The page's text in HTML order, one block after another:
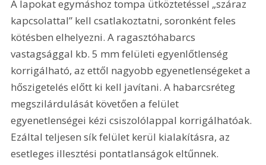
A lapokat egymáshoz tompa ütköztetéssel „száraz
kapcsolattal” kell csatlakoztatni, soronként feles
kötésben elhelyezni. A ragasztóhabarcs
vastagsággal kb. 5 mm felületi egyenlőtlenség
korrigálható, az ettől nagyobb egyenetlenségeket a
hőszigetelés előtt ki kell javítani. A habarcsréteg
megszilárdulását követően a felület
egyenetlenségei kézi csiszolólappal korrigálhatóak.
Ezáltal teljesen sík felület kerül kialakításra, az
esetleges illesztési pontatlanságok eltűnnek.